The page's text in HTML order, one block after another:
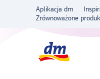
Aplikacja dm
Zrównoważone